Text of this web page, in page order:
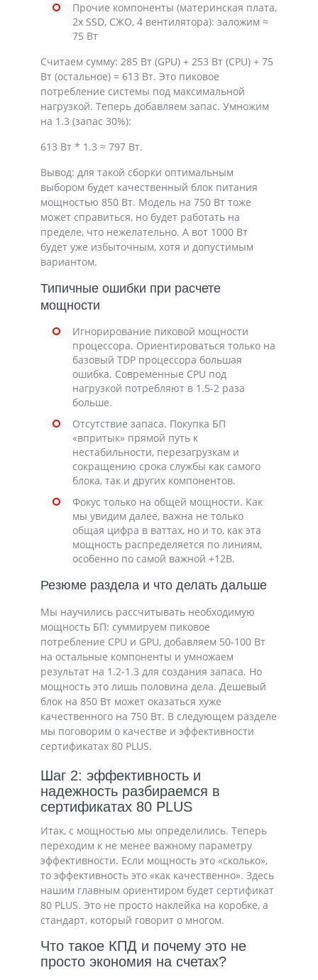
Прочие компоненты (материнская плата,
2x SSD, СЖО, 4 вентилятора): заложим ≈
75 Вт
Считаем сумму: 285 Вт (GPU) + 253 Вт (CPU) + 75
Вт (остальное) = 613 Вт. Это пиковое
потребление системы под максимальной
нагрузкой. Теперь добавляем запас. Умножим
на 1.3 (запас 30%):
613 Вт * 1.3 ≈ 797 Вт.
Вывод: для такой сборки оптимальным
выбором будет качественный блок питания
мощностью 850 Вт. Модель на 750 Вт тоже
может справиться, но будет работать на
пределе, что нежелательно. А вот 1000 Вт
будет уже избыточным, хотя и допустимым
вариантом.
Типичные ошибки при расчете
мощности
Игнорирование пиковой мощности
процессора. Ориентироваться только на
базовый TDP процессора большая
ошибка. Современные CPU под
нагрузкой потребляют в 1.5-2 раза
больше.
Отсутствие запаса. Покупка БП
«впритык» прямой путь к
нестабильности, перезагрузкам и
сокращению срока службы как самого
блока, так и других компонентов.
Фокус только на общей мощности. Как
мы увидим далее, важна не только
общая цифра в ваттах, но и то, как эта
мощность распределяется по линиям,
особенно по самой важной +12В.
Резюме раздела и что делать дальше
Мы научились рассчитывать необходимую
мощность БП: суммируем пиковое
потребление CPU и GPU, добавляем 50-100 Вт
на остальные компоненты и умножаем
результат на 1.2-1.3 для создания запаса. Но
мощность это лишь половина дела. Дешевый
блок на 850 Вт может оказаться хуже
качественного на 750 Вт. В следующем разделе
мы поговорим о качестве и эффективности
сертификатах 80 PLUS.
Шаг 2: эффективность и
надежность разбираемся в
сертификатах 80 PLUS
Итак, с мощностью мы определились. Теперь
переходим к не менее важному параметру
эффективности. Если мощность это «сколько»,
то эффективность это «как качественно». Здесь
нашим главным ориентиром будет сертификат
80 PLUS. Это не просто наклейка на коробке, а
стандарт, который говорит о многом.
Что такое КПД и почему это не
просто экономия на счетах?